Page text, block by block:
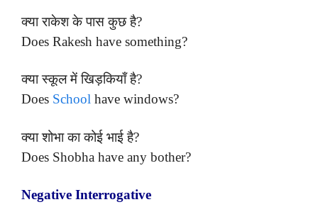
क्या राकेश के पास कुछ है?
Does Rakesh have something?
क्या स्कूल में खिड़कियाँ है?
Does School have windows?
क्या शोभा का कोई भाई है?
Does Shobha have any bother?
Negative Interrogative